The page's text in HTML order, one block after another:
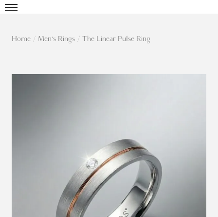
Home / Men's Rings / The Linear Pulse Ring